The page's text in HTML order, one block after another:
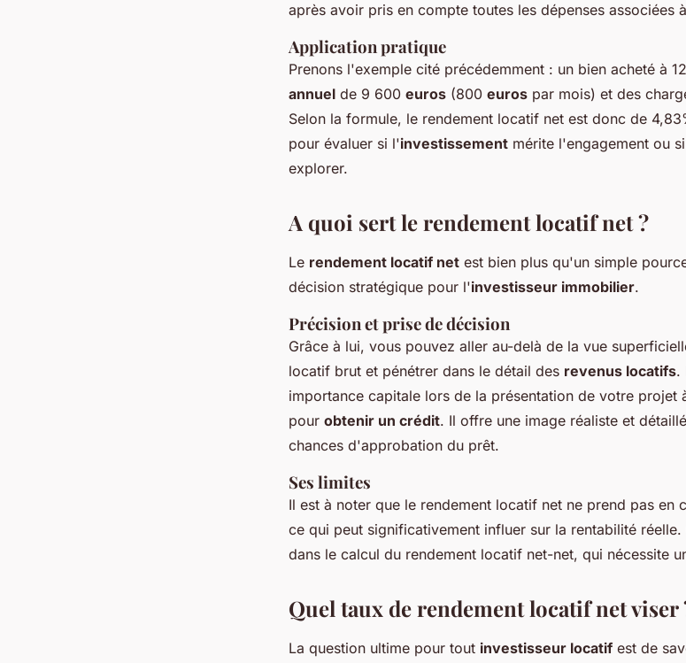
après avoir pris en compte toutes les dépenses associées
Application pratique
Prenons l'exemple cité précédemment : un bien acheté à
annuel de 9 600 euros (800 euros par mois) et des
Selon la formule, le rendement locatif net est donc de
pour évaluer si l'investissement mérite l'engagement ou
explorer.
A quoi sert le rendement locatif net ?
Le rendement locatif net est bien plus qu'un simple
décision stratégique pour l'investisseur immobilier.
Précision et prise de décision
Grâce à lui, vous pouvez aller au-delà de la vue
locatif brut et pénétrer dans le détail des revenus locatifs.
importance capitale lors de la présentation de votre projet
pour obtenir un crédit. Il offre une image réaliste et
chances d'approbation du prêt.
Ses limites
Il est à noter que le rendement locatif net ne prend pas en
ce qui peut significativement influer sur la rentabilité
dans le calcul du rendement locatif net-net, qui nécessite
Quel taux de rendement locatif net viser
La question ultime pour tout investisseur locatif est de